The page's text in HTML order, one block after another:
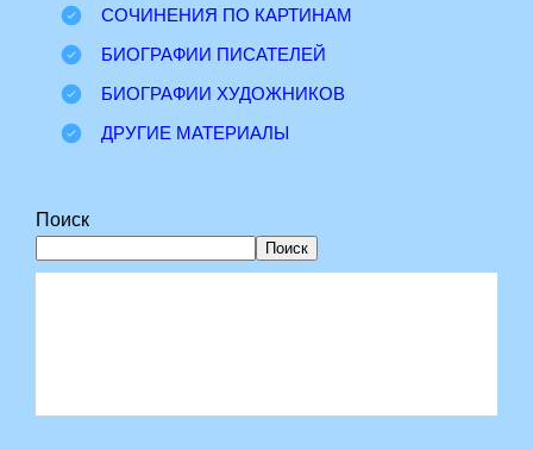
СОЧИНЕНИЯ ПО КАРТИНАМ
БИОГРАФИИ ПИСАТЕЛЕЙ
БИОГРАФИИ ХУДОЖНИКОВ
ДРУГИЕ МАТЕРИАЛЫ
Поиск
Поиск